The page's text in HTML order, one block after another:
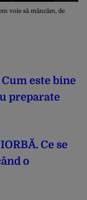
voie să mâncâm, de
este bine
preparate
Ce se
o